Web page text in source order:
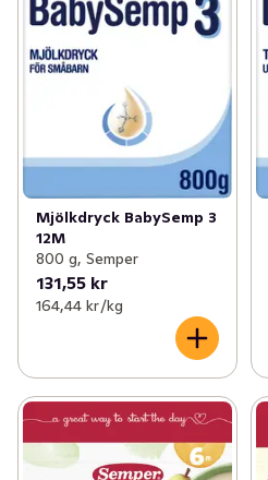
Mjölkdryck BabySemp 3
12M
800 g, Semper
131,55 kr
164,44 kr /kg